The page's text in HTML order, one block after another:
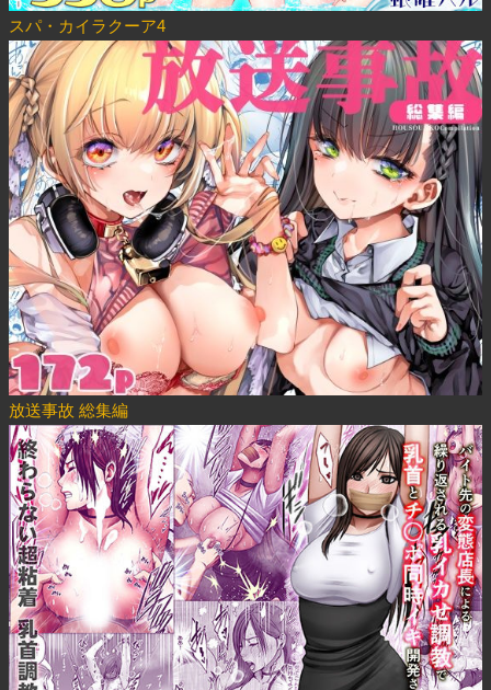
スパ・カイラクーア4
放送事故 総集編